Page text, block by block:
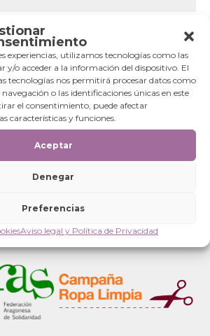
experiencias, utilizamos tecnologías como las
y/o acceder a la información del dispositivo. El
tecnologías nos permitirá procesar datos como
o las identificaciones únicas en este
el consentimiento, puede afectar
características y funciones.
Aceptar
Denegar
Preferencias
Aviso legal y Política de Privacidad